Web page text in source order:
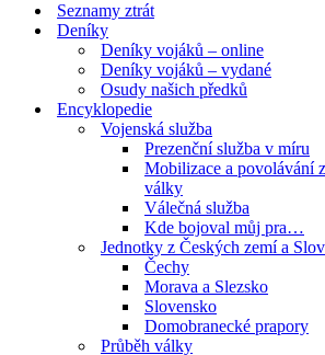
Seznamy ztrát
Deníky
Deníky vojáků – online
Deníky vojáků – vydané
Osudy našich předků
Encyklopedie
Vojenská služba
Prezenční služba v míru
Mobilizace a povolávání
války
Válečná služba
Kde bojoval můj pra…
Jednotky z Českých zemí a
Čechy
Morava a Slezsko
Slovensko
Domobranecké prapory
Průběh války